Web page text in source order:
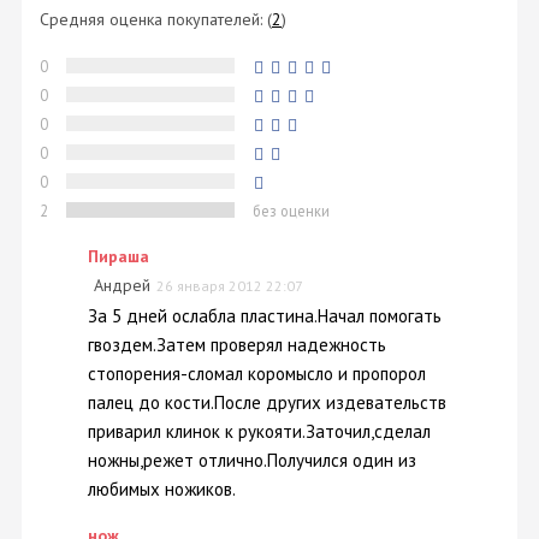
Средняя оценка покупателей: (2)
0
0
0
0
0
2
без оценки
Пираша
Андрей 26 января 2012 22:07
За 5 дней ослабла пластина.Начал помогать
гвоздем.Затем проверял надежность
стопорения-сломал коромысло и пропорол
палец до кости.После других издевательств
приварил клинок к рукояти.Заточил,сделал
ножны,режет отлично.Получился один из
любимых ножиков.